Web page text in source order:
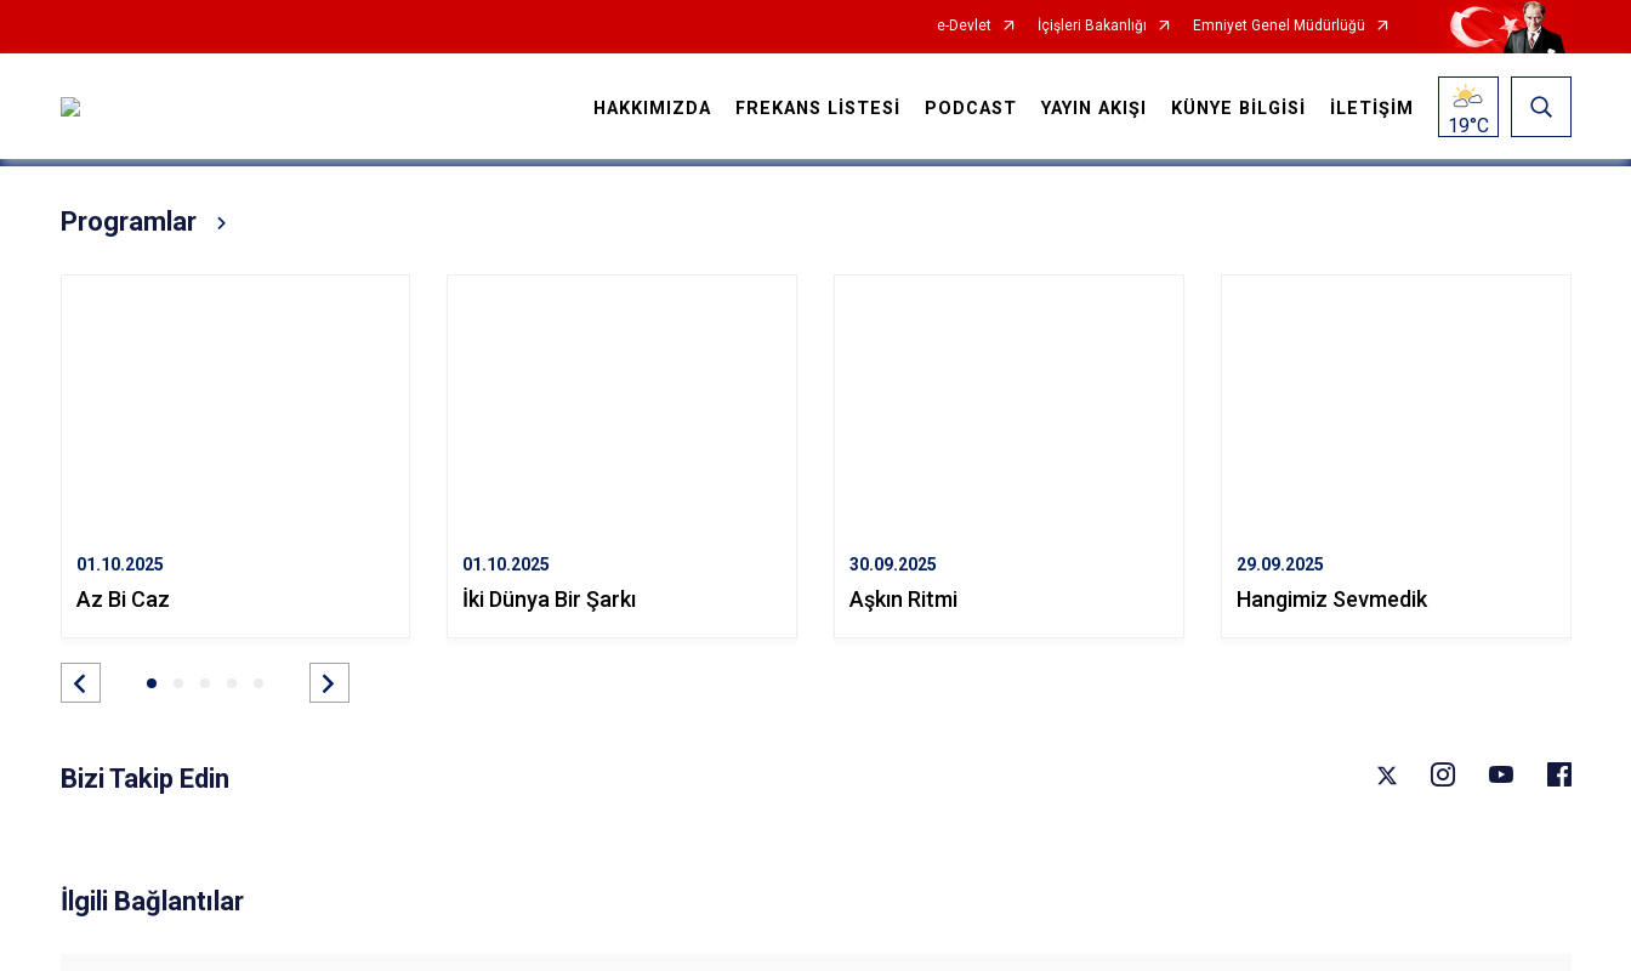
e-Devlet İçişleri Bakanlığı Emniyet Genel Müdürlüğü
HAKKIMIZDA FREKANS LİSTESİ PODCAST YAYIN AKIŞI KÜNYE BİLGİSİ İLETİŞİM
19°C
Programlar
01.10.2025
Az Bi Caz
01.10.2025
İki Dünya Bir Şarkı
30.09.2025
Aşkın Ritmi
29.09.2025
Hangimiz Sevmedik
Bizi Takip Edin
İlgili Bağlantılar